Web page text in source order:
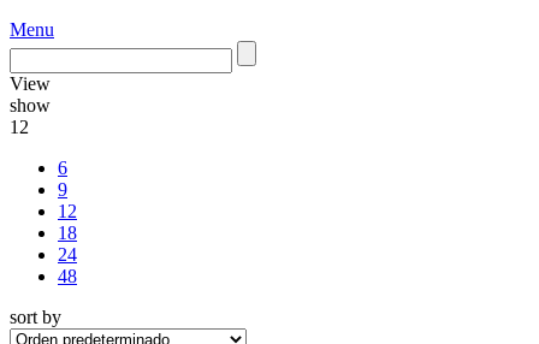
Menu
View
show
12
6
9
12
18
24
48
sort by